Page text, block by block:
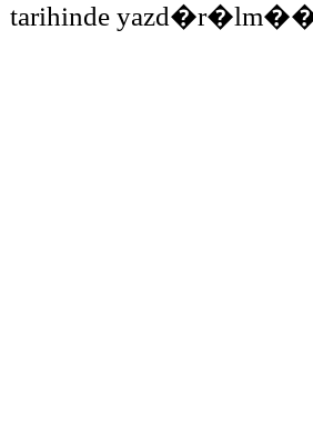
tarihinde